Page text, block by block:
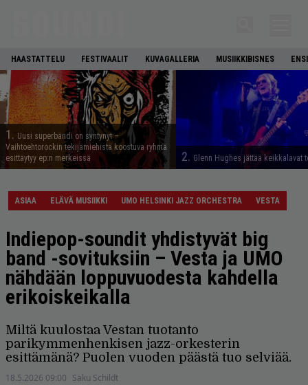
HAASTATTELU FESTIVAALIT KUVAGALLERIA MUSIIKKIBISNES
1. Uusi superbändi on syntynyt –
Vaihtoehtorockin tekijämiehistä koostuva ryhmä
esittäytyy ep:n merkeissä
2. Glenn Hughes jättää keikkalavat
ASIAA ELÄVÄ MUSIIKKI UMO HELSINKI JAZZ ORCHESTRA VESTA
Indiepop-soundit yhdistyvät big
band -sovituksiin – Vesta ja UMO
nähdään loppuvuodesta kahdella
erikoiskeikalla
Miltä kuulostaa Vestan tuotanto
parikymmenhenkisen jazz-orkesterin
esittämänä? Puolen vuoden päästä tuo selviää.
18.5.2026 09:00 Saku Schildt